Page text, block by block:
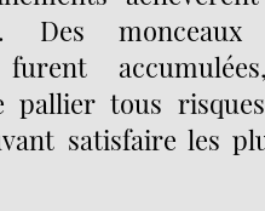
Des
furent
tous risques
satisfaire les